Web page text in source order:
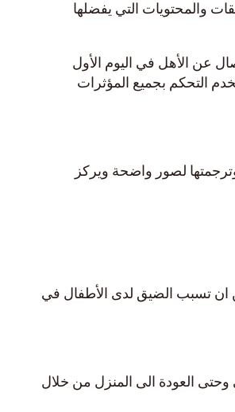
والمحتويات التي يفضلها
عن الأهل في اليوم الأول
التحكم بجميع المؤثرات
لصور واضحة ويركز
ان تسبب الضيق لدى الأطفال في
وحتى العودة الى المنزل من خلال